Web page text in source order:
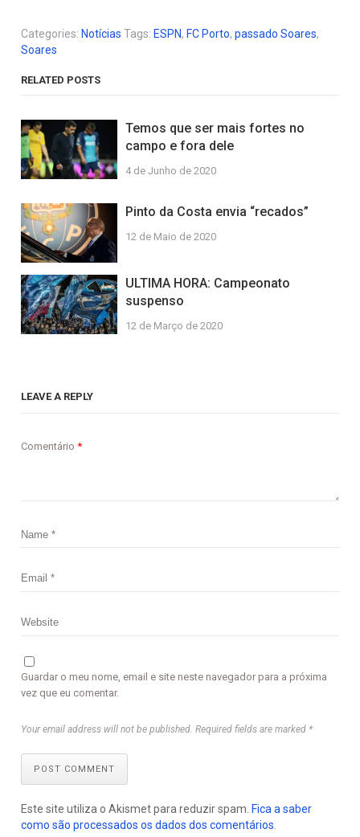
Categories: Notícias Tags: ESPN, FC Porto,passado Soares,
Soares
RELATED POSTS
Temos que ser mais fortes no
campo e fora dele
4 de Junho de 2020
Pinto da Costa envia “recados”
12 de Maio de 2020
ULTIMA HORA: Campeonato
suspenso
12 de Março de 2020
LEAVE A REPLY
Comentário*
Guardar o meu nome, email e site neste navegador para a próxima
vez que eu comentar.
Your email address will not be published. Required fields are marked *
POST COMMENT
Este site utiliza o Akismet para reduzir spam. Fica a saber
como são processados os dados dos comentários